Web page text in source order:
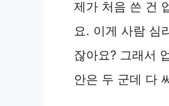
제가 처음 쓴 건
요. 이게 사람 심
잖아요? 그래서
안은 두 군데 다